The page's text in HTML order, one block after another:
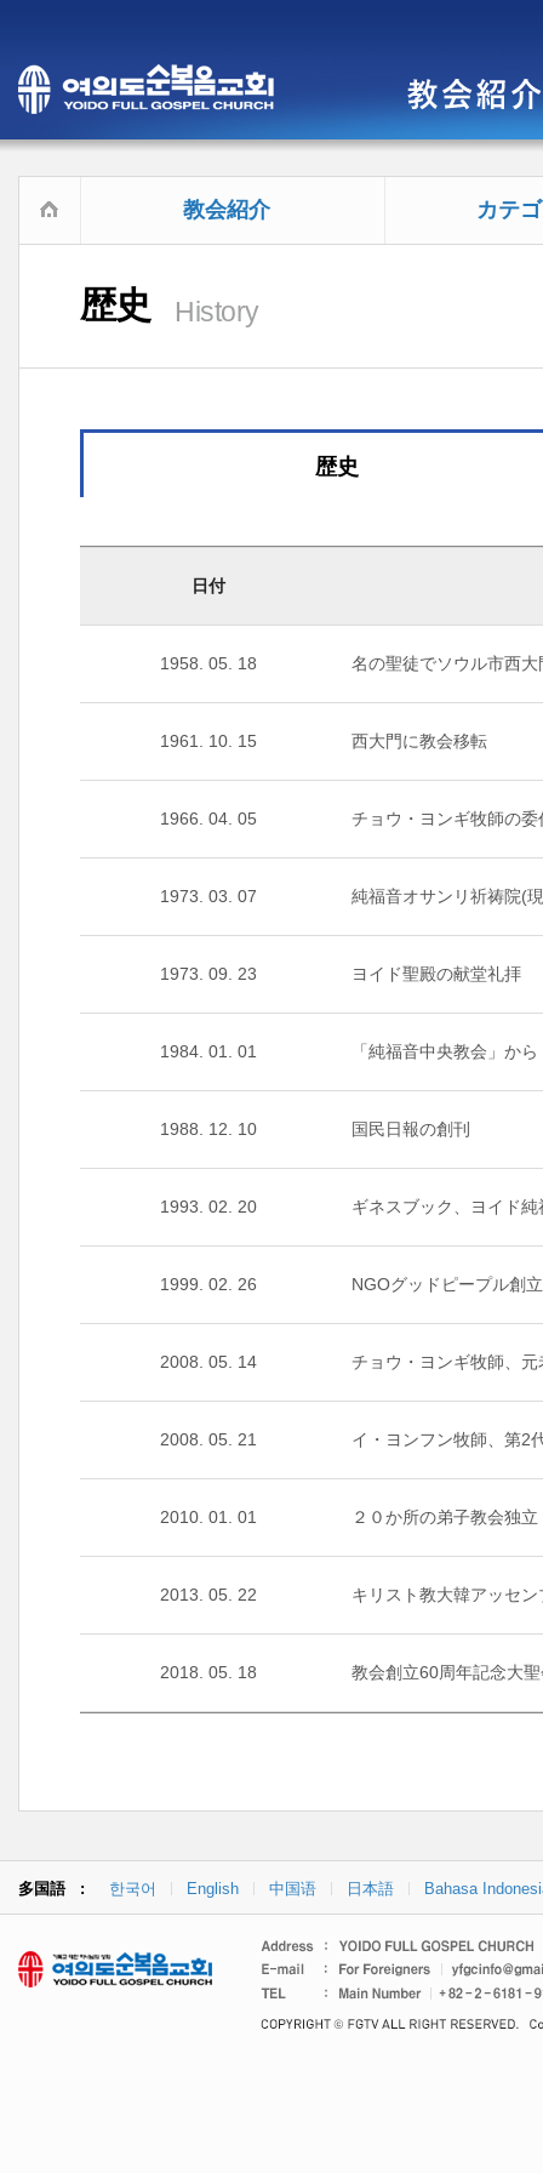
教会紹介 カテ
歴史 History
歴史
日付
1958. 05. 18 名の聖徒でソウル市西
1961. 10. 15 西大門に教会移転
1966. 04. 05 チョウ・ヨンギ牧師の
1973. 03. 07 純福音オサンリ祈祷院(
1973. 09. 23 ヨイド聖殿の献堂礼拝
1984. 01. 01 「純福音中央教会」か
1988. 12. 10 国民日報の創刊
1993. 02. 20 ギネスブック、ヨイド
1999. 02. 26 NGOグッドピープル創
2008. 05. 14 チョウ・ヨンギ牧師、
2008. 05. 21 イ・ヨンフン牧師、第2
2010. 01. 01 ２０か所の弟子教会独立
2013. 05. 22 キリスト教大韓アッセ
2018. 05. 18 教会創立60周年記念大
多国語 : 한국어 English 中国语 日本語 Bahasa